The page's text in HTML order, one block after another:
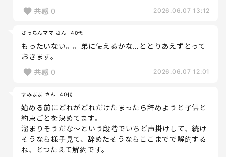
共感 0 2026.06.07 13:12
さっちんママ さん 40代
もったいない。。弟に使えるかな…ととりあえずとって
おきます。
共感 0 2026.06.07 12:01
すみまま さん 40代
始める前にどれがどれだけたまったら辞めようと子供と
約束ごとを決めてます。
溜まりそうだな～という段階でいちど声掛けして、続け
そうなら様子見て、辞めたそうならここまでで解約する
ね、とつたえて解約です。